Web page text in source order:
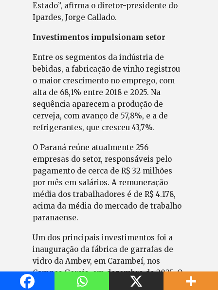
Estado”, afirma o diretor-presidente do
Ipardes, Jorge Callado.
Investimentos impulsionam setor
Entre os segmentos da indústria de
bebidas, a fabricação de vinho registrou
o maior crescimento no emprego, com
alta de 68,1% entre 2018 e 2025. Na
sequência aparecem a produção de
cerveja, com avanço de 57,8%, e a de
refrigerantes, que cresceu 43,7%.
O Paraná reúne atualmente 256
empresas do setor, responsáveis pelo
pagamento de cerca de R$ 32 milhões
por mês em salários. A remuneração
média dos trabalhadores é de R$ 4.178,
acima da média do mercado de trabalho
paranaense.
Um dos principais investimentos foi a
inauguração da fábrica de garrafas de
vidro da Ambev, em Carambeí, nos
Campos Gerais, em dezembro de 2025. O
empreendimento recebeu R$ 1 bilhão,